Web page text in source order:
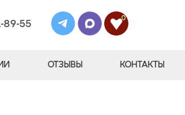
89-55
0
ОТЗЫВЫ КОНТАКТЫ